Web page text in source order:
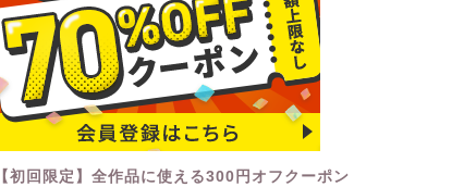
【初回限定】全作品に使える300円オフクーポン